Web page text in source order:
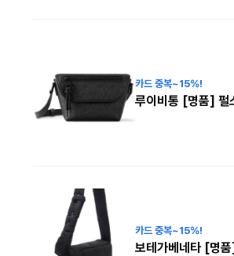
카드 중복~15%!
루이비통 [명품]
카드 중복~15%!
보테가베네타 [명